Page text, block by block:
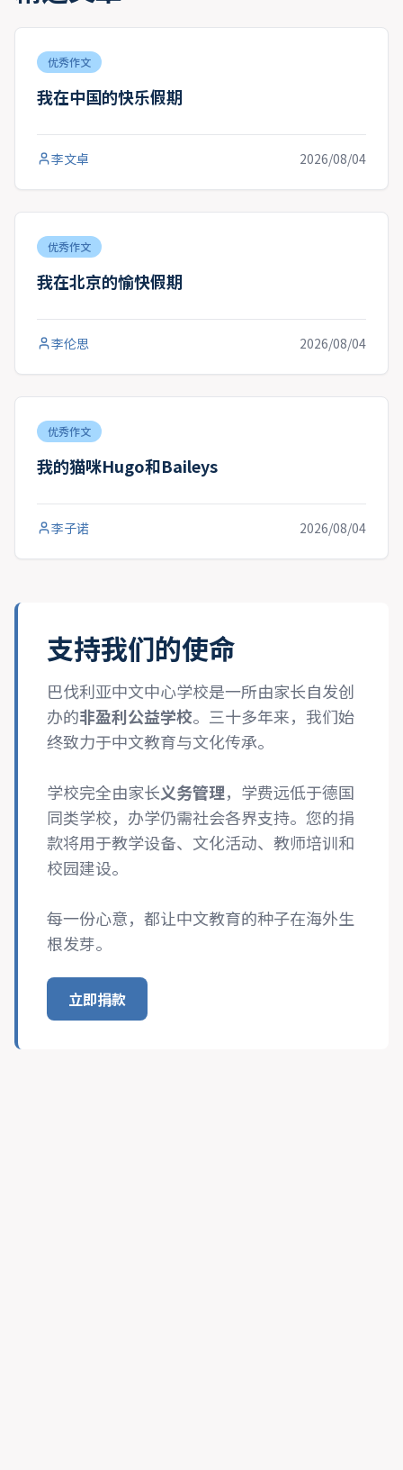
优秀作文
我在中国的快乐假期
李文卓 2026/08/04
优秀作文
我在北京的愉快假期
李伦思 2026/08/04
优秀作文
我的猫咪Hugo和Baileys
李子诺 2026/08/04
支持我们的使命
巴伐利亚中文中心学校是一所由家长自发创
办的非盈利公益学校。三十多年来，我们始
终致力于中文教育与文化传承。
学校完全由家长义务管理，学费远低于德国
同类学校，办学仍需社会各界支持。您的捐
款将用于教学设备、文化活动、教师培训和
校园建设。
每一份心意，都让中文教育的种子在海外生
根发芽。
立即捐款